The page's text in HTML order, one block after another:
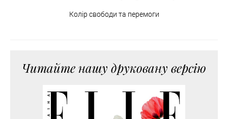
Колір свободи та перемоги
Читайте нашу друковану версію